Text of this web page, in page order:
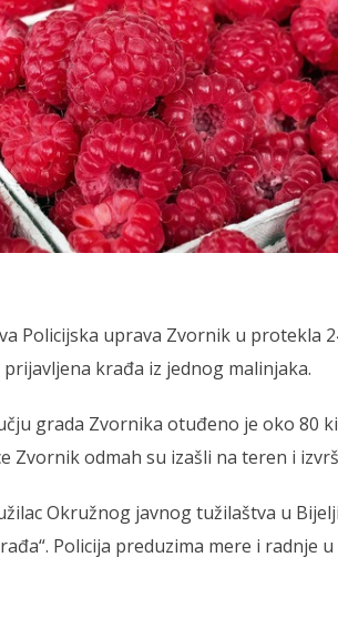
Policijska uprava Zvornik u protekla
krađa iz jednog malinjaka.
grada Zvornika otuđeno je oko 80
Zvornik odmah su izašli na teren i
Okružnog javnog tužilaštva u
Policija preduzima mere i radnje